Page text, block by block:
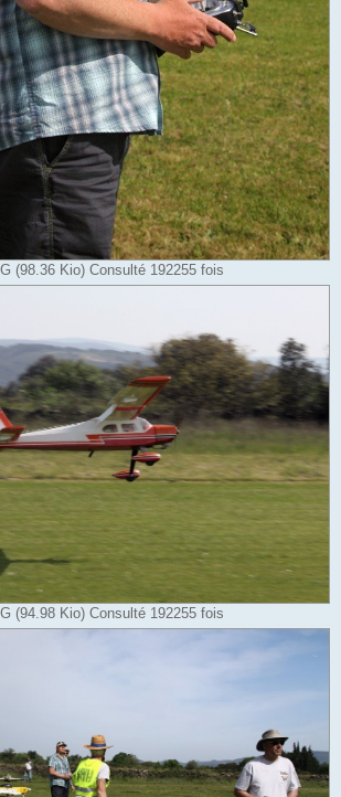
(98.36 Kio) Consulté 192255 fois
(94.98 Kio) Consulté 192255 fois